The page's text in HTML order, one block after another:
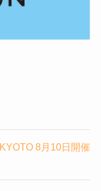
8月10日開催